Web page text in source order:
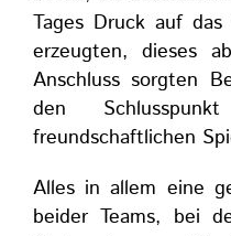
Tages Druck auf
erzeugten, dieses
Anschluss sorgten
den
freundschaftlichen
Alles in allem eine
beider Teams, bei